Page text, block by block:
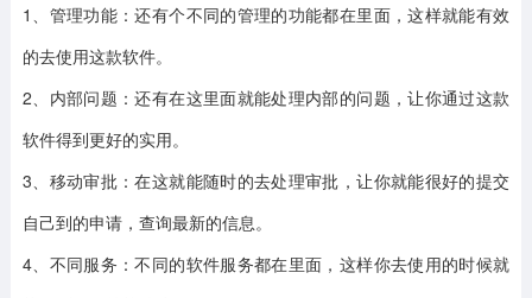
1、管理功能：还有个不同的管理的功能都在里面，这样就能有效
的去使用这款软件。
2、内部问题：还有在这里面就能处理内部的问题，让你通过这款
软件得到更好的实用。
3、移动审批：在这就能随时的去处理审批，让你就能很好的提交
自己到的申请，查询最新的信息。
4、不同服务：不同的软件服务都在里面，这样你去使用的时候就